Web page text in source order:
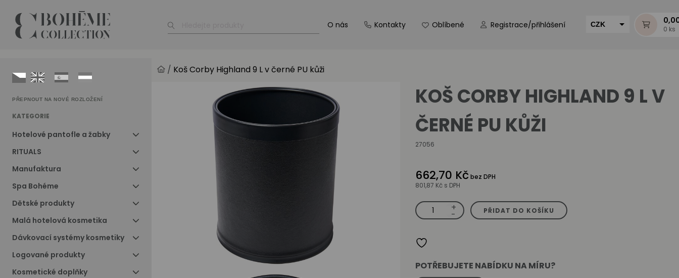
O nás Kontakty Oblíbené Registrace/přihlášení CZK
0 ks
PŘEPNOUT NA NOVÉ ROZLOŽENÍ
KATEGORIE
Hotelové pantofle a žabky
RITUALS
Manufaktura
Spa Bohéme
Dětské produkty
Malá hotelová kosmetika
Dávkovací systémy kosmetiky
Logované produkty
Kosmetické doplňky
/ Koš Corby Highland 9 L v černé PU kůži
KOŠ CORBY HIGHLAND 9 L V
ČERNÉ PU KŮŽI
27056
662,70 Kč bez DPH
801,87 Kč s DPH
Koš
Corby
Highland
v
černé
PU
množství
+
- PŘIDAT DO KOŠÍKU
POTŘEBUJETE NABÍDKU NA MÍRU?